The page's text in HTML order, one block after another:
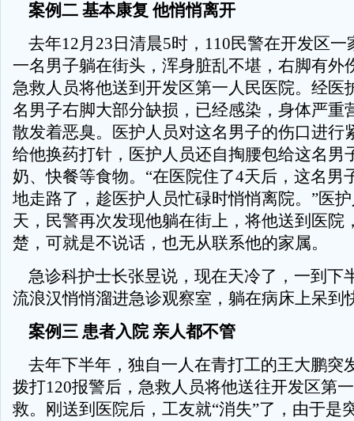
案例二 基本康复 他悄悄离开
去年12月23日清晨5时，110民警在开发区一
一名男子躺在街头，浑身脏乱不堪，右脚有外
急救人员将他送到开发区第一人民医院。经医
名男子右脚大部分缺损，已经感染，身体严重
散发着恶臭。医护人员对这名男子的伤口进行
给他换药打针，医护人员还自掏腰包给这名男
奶、快餐等食物。“在医院住了4天后，这名男
地走路了，趁医护人员忙碌时悄悄离院。”医
天，民警再次发现他躺在街上，将他送到医院
楚，可就是不说话，也无从联系他的家属。
急诊科护士长张昱说，现在天冷了，一到下
流浪汉悄悄溜进急诊观察室，躺在病床上呆到
案例三 患者入院 亲人都不管
去年下半年，独自一人在青打工的王大鹏突
拨打120报警后，急救人员将他送往开发区第
救。刚送到医院后，工友就“消失”了，由于是